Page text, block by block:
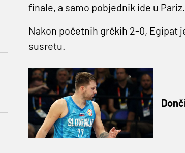
finale, a samo pobjednik ide u Pariz.
Nakon početnih grčkih 2-0, Egipat
susretu.